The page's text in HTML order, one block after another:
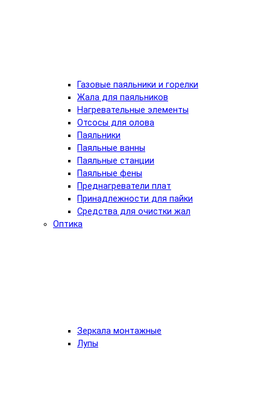
Газовые паяльники и горелки
Жала для паяльников
Нагревательные элементы
Отсосы для олова
Паяльники
Паяльные ванны
Паяльные станции
Паяльные фены
Преднагреватели плат
Принадлежности для пайки
Средства для очистки жал
Оптика
Зеркала монтажные
Лупы